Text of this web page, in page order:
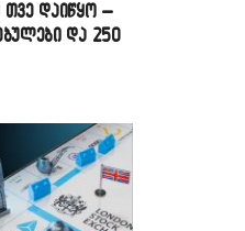
თვე დაიწყო –
და 250